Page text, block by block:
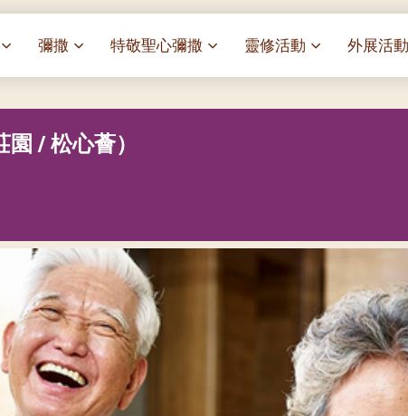
愛了我們]
油燈
彌撒
聖家節彌撒
主保瞻禮彌撒及聚餐
提前主日彌撒 – 閻德龍神父
(2025/03/08)
提前主日彌撒 – 區加培神父
(2025/04/05)
提前主日彌撒 – 關傑棠神父
(2025/05/10)
提前主日彌撒 – 陳德雄神父
(2025/06/14)
特敬聖心彌撒
特敬聖心彌撒 (2025/02/07)
特敬聖心彌撒 (2025/03/07)
特敬聖心彌撒 (2025/06/06)
特敬聖心彌撒 (2025/07/04)
特敬聖心彌撒 (2025/08/01)
特敬聖心彌撒 (2025/09/05)
特敬聖心彌撒 (2025/10/03)
特敬聖心彌撒 (2025/11/07)
靈修活動
與劉松仁心靈之約
每月靈修及明供聖體
每月靈修及明供聖體
每月靈修及明供聖體
每月靈修及明供聖體
外展活動
聖保祿醫
/ 松心薈）